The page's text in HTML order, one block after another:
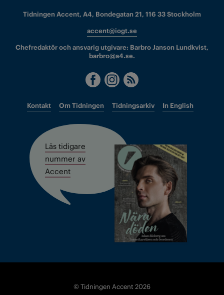
Tidningen Accent, A4, Bondegatan 21, 116 33 Stockholm
accent@iogt.se
Chefredaktör och ansvarig utgivare: Barbro Janson Lundkvist,
barbro@a4.se.
Kontakt Om Tidningen Tidningsarkiv In English
Läs tidigare
nummer av
Accent
© Tidningen Accent 2026